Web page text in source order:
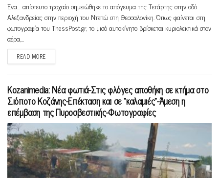
Ένα… απίστευτο τροχαίο σημειώθηκε το απόγευμα της Τετάρτης στην οδό
Αλεξανδρείας στην περιοχή του Ντεπώ στη Θεσσαλονίκη. Όπως φαίνεται στη
φωτογραφία του ThessPost.gr, το μισό αυτοκίνητο βρίσκεται κυριολεκτικά στον
αέρα,...
READ MORE
Kozanimedia: Νέα φωτιά-Στις φλόγες αποθήκη σε κτήμα στο
Σιόποτο Κοζάνης-Επέκταση και σε “καλαμιές”-Άμεση η
επέμβαση της Πυροσβεστικής-Φωτογραφίες